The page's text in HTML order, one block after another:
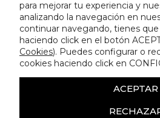
para mejorar tu experiencia y
analizando la navegación en
continuar navegando, tienes
haciendo click en el botón
Cookies). Puedes configurar o
cookies haciendo click en
ACEPTAR